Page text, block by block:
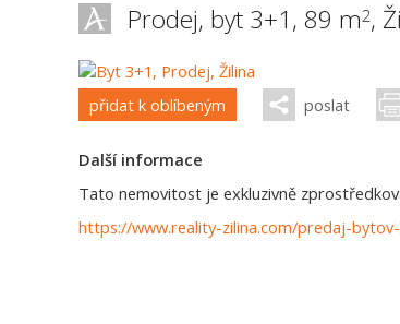
Prodej, byt 3+1, 89 m2,
přidat k oblíbeným poslat
Další informace
Tato nemovitost je exkluzivně